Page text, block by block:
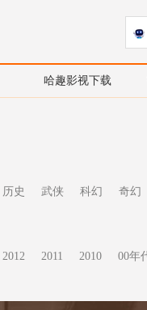
哈趣影视下载
历史 武侠 科幻 奇幻
2012 2011 2010 00年